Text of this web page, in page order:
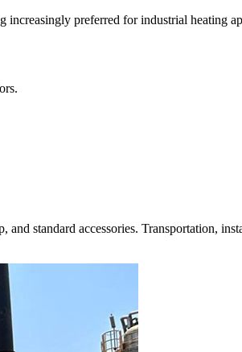
increasingly preferred for industrial heating
.
, and standard accessories. Transportation,